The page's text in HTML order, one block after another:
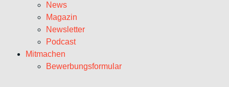
News
Magazin
Newsletter
Podcast
Mitmachen
Bewerbungsformular